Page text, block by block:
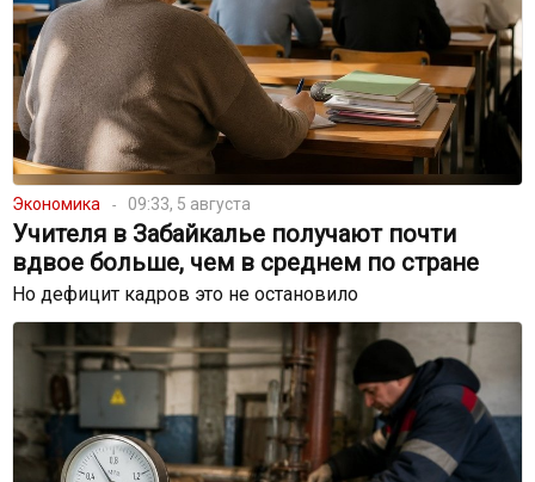
Экономика 09:33, 5 августа
Учителя в Забайкалье получают почти
вдвое больше, чем в среднем по стране
Но дефицит кадров это не остановило